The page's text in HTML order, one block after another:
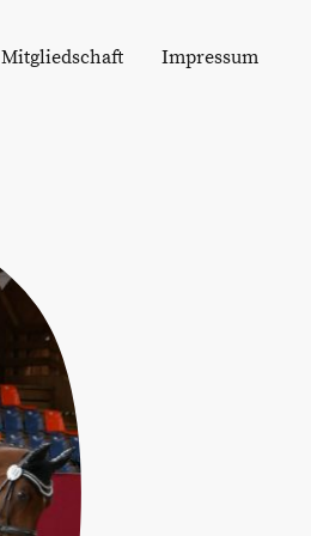
Mitgliedschaft Impressum